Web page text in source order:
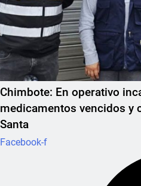
Chimbote: En operativo
medicamentos vencidos y
Santa
Facebook-f